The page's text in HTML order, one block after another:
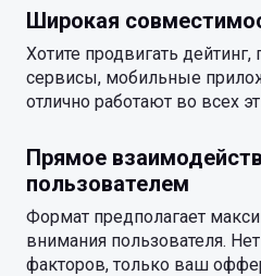
Широкая
Хотите продвигать
сервисы, мобильные
отлично работают во всех
Прямое
пользователем
Формат предполагает
внимания пользователя.
факторов, только ваш